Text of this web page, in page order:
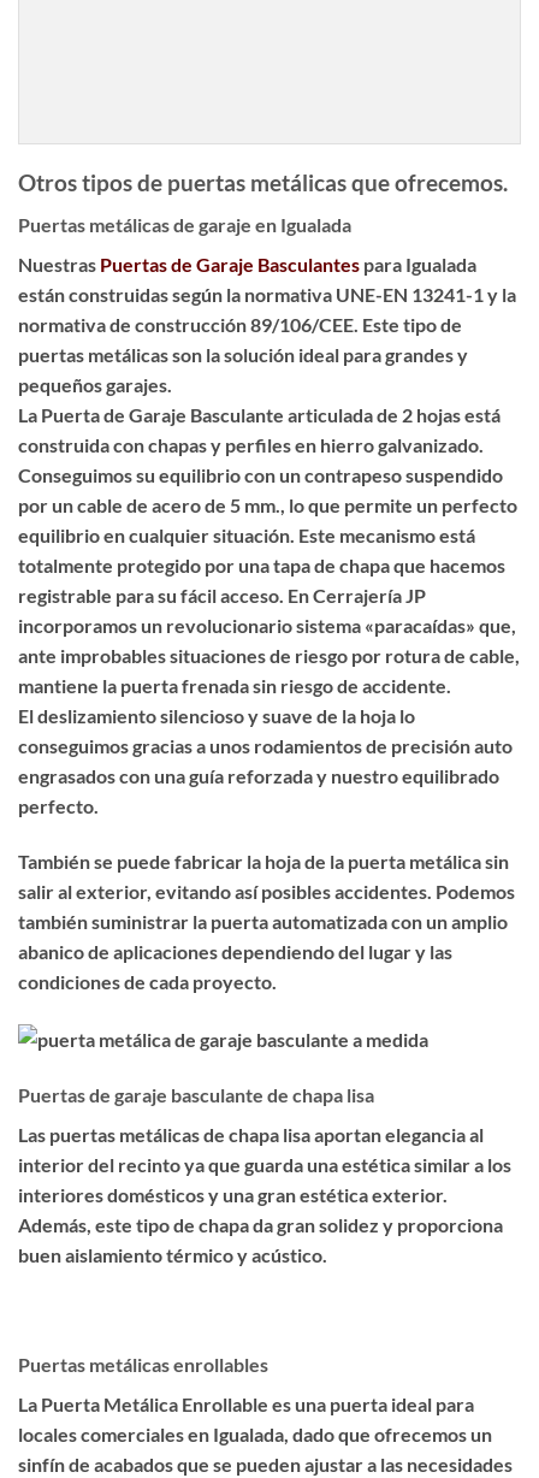
Otros tipos de puertas metálicas que ofrecemos.
Puertas metálicas de garaje en Igualada
Nuestras Puertas de Garaje Basculantes para Igualada
están construidas según la normativa UNE-EN 13241-1 y la
normativa de construcción 89/106/CEE. Este tipo de
puertas metálicas son la solución ideal para grandes y
pequeños garajes.
La Puerta de Garaje Basculante articulada de 2 hojas está
construida con chapas y perfiles en hierro galvanizado.
Conseguimos su equilibrio con un contrapeso suspendido
por un cable de acero de 5 mm., lo que permite un perfecto
equilibrio en cualquier situación. Este mecanismo está
totalmente protegido por una tapa de chapa que hacemos
registrable para su fácil acceso. En Cerrajería JP
incorporamos un revolucionario sistema «paracaídas» que,
ante improbables situaciones de riesgo por rotura de cable,
mantiene la puerta frenada sin riesgo de accidente.
El deslizamiento silencioso y suave de la hoja lo
conseguimos gracias a unos rodamientos de precisión auto
engrasados con una guía reforzada y nuestro equilibrado
perfecto.
También se puede fabricar la hoja de la puerta metálica sin
salir al exterior, evitando así posibles accidentes. Podemos
también suministrar la puerta automatizada con un amplio
abanico de aplicaciones dependiendo del lugar y las
condiciones de cada proyecto.
Puertas de garaje basculante de chapa lisa
Las puertas metálicas de chapa lisa aportan elegancia al
interior del recinto ya que guarda una estética similar a los
interiores domésticos y una gran estética exterior.
Además, este tipo de chapa da gran solidez y proporciona
buen aislamiento térmico y acústico.
Puertas metálicas enrollables
La Puerta Metálica Enrollable es una puerta ideal para
locales comerciales en Igualada, dado que ofrecemos un
sinfín de acabados que se pueden ajustar a las necesidades